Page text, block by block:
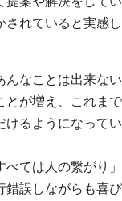
されていると実感し
んなことは出来ない
とが増え、これまで
けるようになってい
ては人の繋がり」
錯誤しながらも喜び